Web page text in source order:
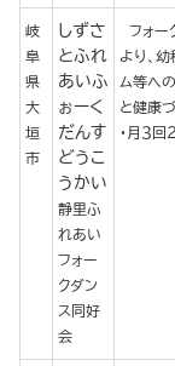
岐
阜
県
大
垣
市
しずさ
とふれ
あいふ
ぉーく
だんす
どうこ
うかい
静里ふ
れあい
フォー
クダン
ス同好
会
フォー
より、
ム等へ
と健康
・月３